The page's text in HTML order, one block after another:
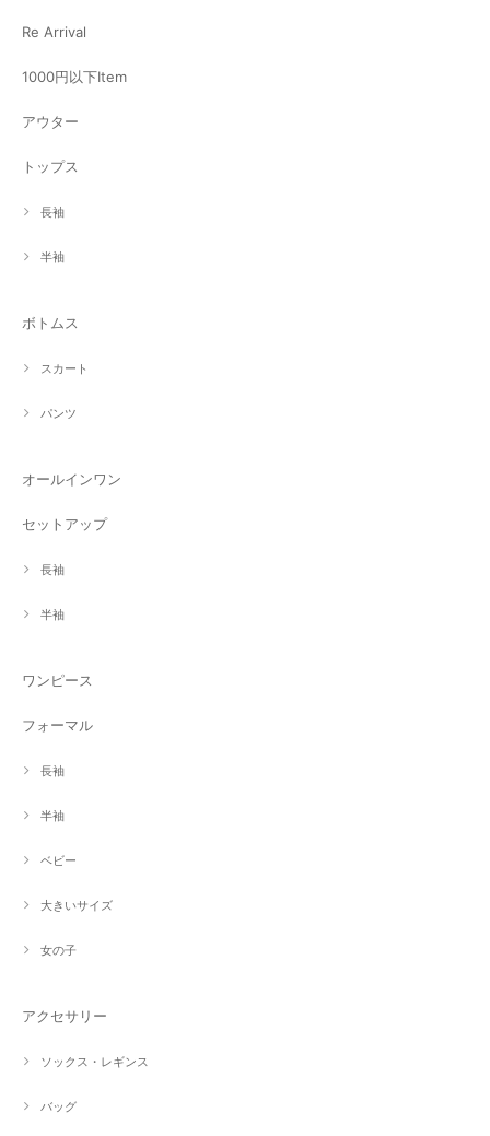
Re Arrival
1000円以下Item
アウター
トップス
長袖
半袖
ボトムス
スカート
パンツ
オールインワン
セットアップ
長袖
半袖
ワンピース
フォーマル
長袖
半袖
ベビー
大きいサイズ
女の子
アクセサリー
ソックス・レギンス
バッグ